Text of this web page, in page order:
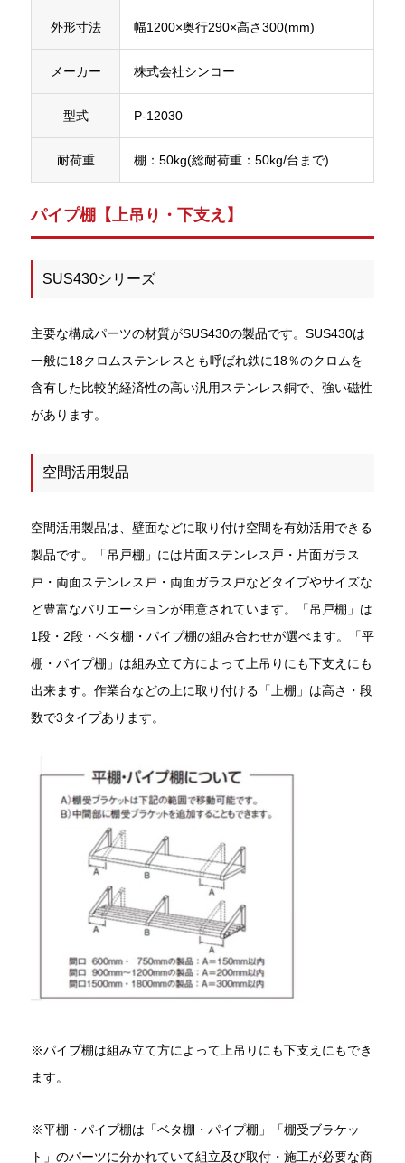
外形寸法 幅1200×奥行290×高さ300(mm)
メーカー 株式会社シンコー
型式 P-12030
耐荷重 棚：50kg(総耐荷重：50kg/台まで)
パイプ棚【上吊り・下支え】
SUS430シリーズ
主要な構成パーツの材質がSUS430の製品です。SUS430は
一般に18クロムステンレスとも呼ばれ鉄に18％のクロムを
含有した比較的経済性の高い汎用ステンレス銅で、強い磁性
があります。
空間活用製品
空間活用製品は、壁面などに取り付け空間を有効活用できる
製品です。「吊戸棚」には片面ステンレス戸・片面ガラス
戸・両面ステンレス戸・両面ガラス戸などタイプやサイズな
ど豊富なバリエーションが用意されています。「吊戸棚」は
1段・2段・ベタ棚・パイプ棚の組み合わせが選べます。「平
棚・パイプ棚」は組み立て方によって上吊りにも下支えにも
出来ます。作業台などの上に取り付ける「上棚」は高さ・段
数で3タイプあります。
※パイプ棚は組み立て方によって上吊りにも下支えにもでき
ます。
※平棚・パイプ棚は「ベタ棚・パイプ棚」「棚受ブラケッ
ト」のパーツに分かれていて組立及び取付・施工が必要な商